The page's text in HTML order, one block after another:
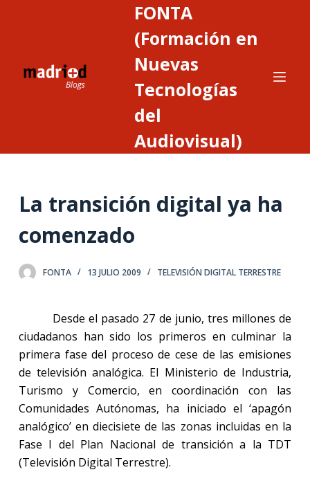
e
FONTA
(Formación en
Nuevas
Tecnologías
del
Audiovisual)
La transición digital ya ha
comenzado
FONTA 13 JULIO 2009 TELEVISIÓN DIGITAL TERRESTRE
Desde el pasado 27 de junio, tres millones de
ciudadanos han sido los primeros en culminar la
primera fase del proceso de cese de las emisiones
de televisión analógica. El Ministerio de Industria,
Turismo y Comercio, en coordinación con las
Comunidades Autónomas, ha iniciado el ‘apagón
analógico’ en diecisiete de las zonas incluidas en la
Fase I del Plan Nacional de transición a la TDT
(Televisión Digital Terrestre).